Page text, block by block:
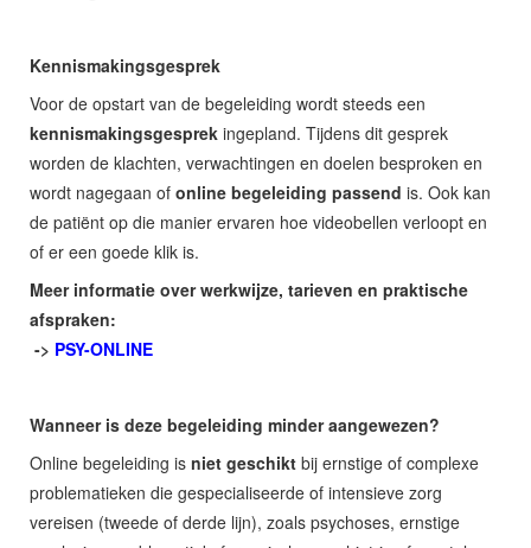
Kennismakingsgesprek
Voor de opstart van de begeleiding wordt steeds een
kennismakingsgesprek ingepland. Tijdens dit gesprek
worden de klachten, verwachtingen en doelen besproken en
wordt nagegaan of online begeleiding passend is. Ook kan
de patiënt op die manier ervaren hoe videobellen verloopt en
of er een goede klik is.
Meer informatie over werkwijze, tarieven en praktische
afspraken:
-> PSY-ONLINE
Wanneer is deze begeleiding minder aangewezen?
Online begeleiding is niet geschikt bij ernstige of complexe
problematieken die gespecialiseerde of intensieve zorg
vereisen (tweede of derde lijn), zoals psychoses, ernstige